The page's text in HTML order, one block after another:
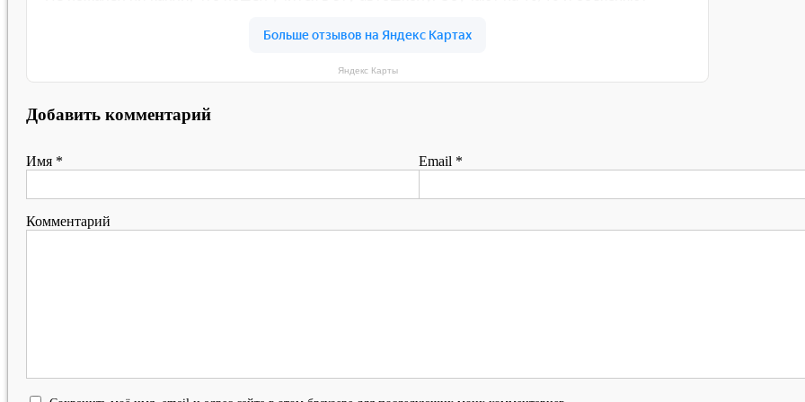
Яндекс Карты
Добавить комментарий
Имя * Email *
Комментарий